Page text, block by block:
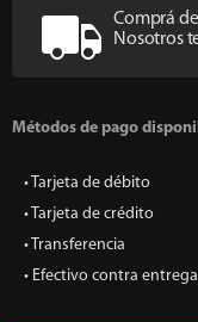
Comprá
Nosotros
Métodos de pago
• Tarjeta de débito
• Tarjeta de crédito
• Transferencia
• Efectivo contra